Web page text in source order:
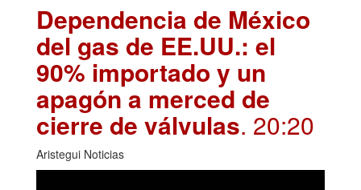
Dependencia de México
del gas de EE.UU.: el
90% importado y un
apagón a merced de
cierre de válvulas. 20:20
Aristegui Noticias